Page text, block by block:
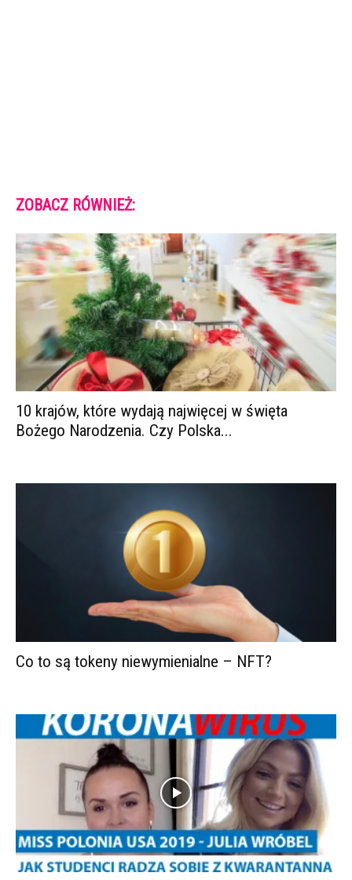
ZOBACZ RÓWNIEŻ:
10 krajów, które wydają najwięcej w święta
Bożego Narodzenia. Czy Polska...
Co to są tokeny niewymienialne – NFT?